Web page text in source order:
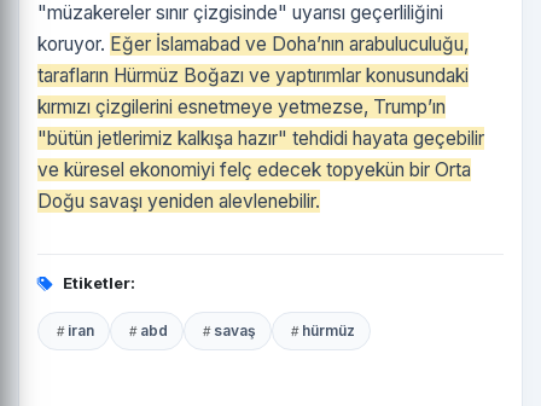
"müzakereler sınır çizgisinde" uyarısı geçerliliğini
koruyor. Eğer İslamabad ve Doha’nın arabuluculuğu,
tarafların Hürmüz Boğazı ve yaptırımlar konusundaki
kırmızı çizgilerini esnetmeye yetmezse, Trump’ın
"bütün jetlerimiz kalkışa hazır" tehdidi hayata geçebilir
ve küresel ekonomiyi felç edecek topyekün bir Orta
Doğu savaşı yeniden alevlenebilir.
Etiketler:
iran abd savaş hürmüz